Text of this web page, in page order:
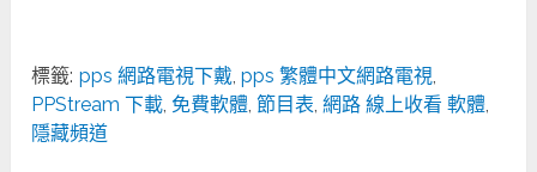
標籤: pps 網路電視下戴 ,pps 繁體中文網路電視
PPStream 下載 免費軟體 ,節目表 ,網路 線上收看 軟體
隱藏頻道